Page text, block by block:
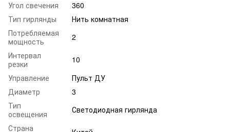
Угол свечения
360
Тип гирлянды
Нить комнатная
Потребляемая
мощность
2
Интервал
резки
10
Управление
Пульт ДУ
Диаметр
3
Тип
освещения
Светодиодная гирлянда
Страна